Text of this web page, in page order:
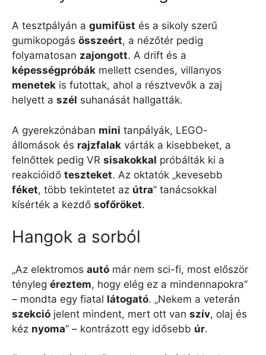
A tesztpályán a gumifüst és a sikoly szerű
gumikopogás összeért, a nézőtér pedig
folyamatosan zajongott. A drift és a
képességpróbák mellett csendes, villanyos
menetek is futottak, ahol a résztvevők a zaj
helyett a szél suhanását hallgatták.
A gyerekzónában mini tanpályák, LEGO-
állomások és rajzfalak várták a kisebbeket, a
felnőttek pedig VR sisakokkal próbálták ki a
reakcióidő teszteket. Az oktatók „kevesebb
féket, több tekintetet az útra” tanácsokkal
kísérték a kezdő sofőröket.
Hangok a sorból
„Az elektromos autó már nem sci-fi, most először
tényleg éreztem, hogy elég ez a mindennapokra”
– mondta egy fiatal látogató. „Nekem a veterán
szekció jelent mindent, mert ott van szív, olaj és
kéz nyoma” – kontrázott egy idősebb úr.